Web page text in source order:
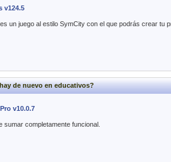
v124.5
un juego al estilo SymCity con el que podrás crear tu
de nuevo en educativos?
v10.0.7
sumar completamente funcional.